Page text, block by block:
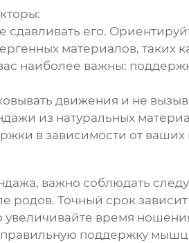
сдавливать его.
материалов, таких
наиболее важны:
движения и не
из натуральных
в зависимости от ваших
важно соблюдать
родов. Точный срок
увеличивайте время
правильную поддержку